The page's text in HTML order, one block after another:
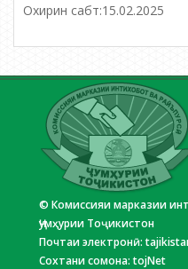
Охирин сабт:15.02.2025
© Комиссияи марказии
Ҷумҳурии Тоҷикистон
Почтаи электронӣ:
Сохтани сомона:tojNet